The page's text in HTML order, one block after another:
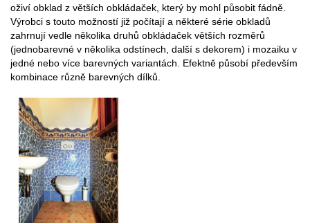
oživí obklad z větších obkládaček, který by mohl působit fádně.
Výrobci s touto možností již počítají a některé série obkladů
zahrnují vedle několika druhů obkládaček větších rozměrů
(jednobarevné v několika odstínech, další s dekorem) i mozaiku v
jedné nebo více barevných variantách. Efektně působí především
kombinace různě barevných dílků.